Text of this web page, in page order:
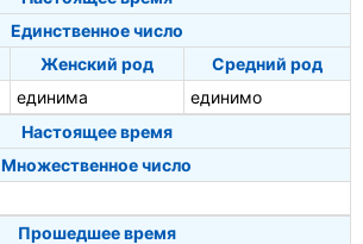
Единственное число
Женский род
Средний род
единима
единимо
Настоящее время
Множественное число
Прошедшее время